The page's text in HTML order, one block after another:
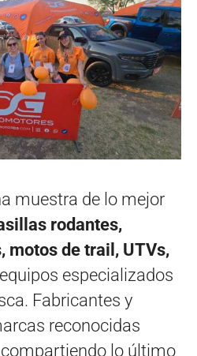
muestra de lo mejor
rodantes,
motos de trail, UTVs,
especializados
Fabricantes y
reconocidas
lo último